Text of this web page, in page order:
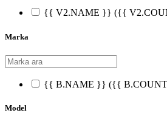
{{ V2.NAME }} ({{
Marka
{{ B.NAME }} ({{
Model